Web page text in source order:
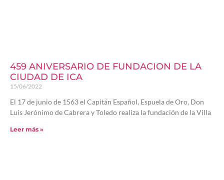
459 ANIVERSARIO DE FUNDACION DE LA
CIUDAD DE ICA
15/06/2022
El 17 de junio de 1563 el Capitán Español, Espuela de Oro, Don
Luis Jerónimo de Cabrera y Toledo realiza la fundación de la Villa
Leer más »